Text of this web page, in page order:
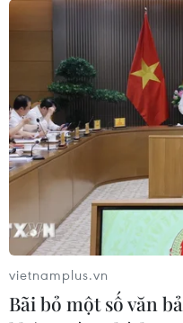
vietnamplus.vn
Bãi bỏ một số văn